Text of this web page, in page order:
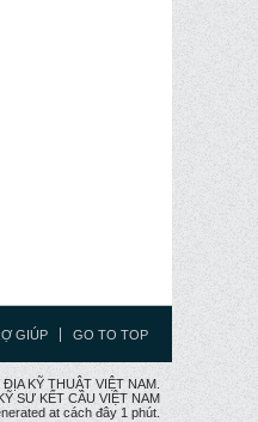
GIÚP GO TO TOP
KỸ THUẬT VIỆT NAM.
SƯ KẾT CÂU VIỆT NAM
at cách đây 1 phút.